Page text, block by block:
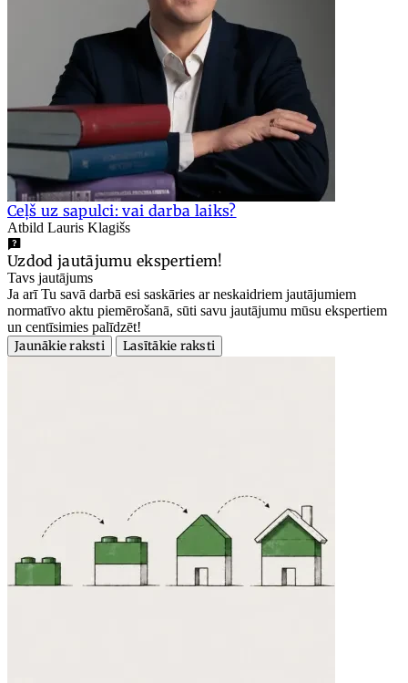
Ceļš uz sapulci: vai darba laiks?
Atbild Lauris Klagišs
Uzdod jautājumu ekspertiem!
Tavs jautājums
Ja arī Tu savā darbā esi saskāries ar neskaidriem jautājumiem
normatīvo aktu piemērošanā, sūti savu jautājumu mūsu ekspertiem
un centīsimies palīdzēt!
Jaunākie raksti
Lasītākie raksti